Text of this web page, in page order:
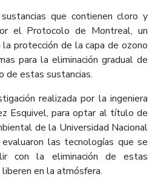
que contienen cloro y
el Protocolo de Montreal, un
protección de la capa de ozono
para la eliminación gradual de
de estas sustancias.
realizada por la ingeniera
Esquivel, para optar al título de
de la Universidad Nacional
las tecnologías que se
con la eliminación de estas
en la atmósfera.